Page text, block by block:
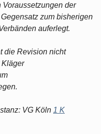
der
zum bisherigen
auferlegt.
die Revision nicht
Kläger
VG Köln 1 K